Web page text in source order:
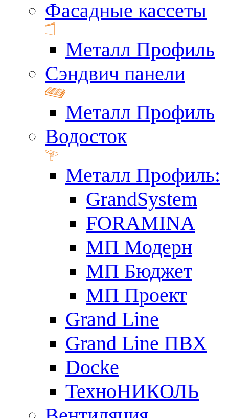
Фасадные кассеты
Металл Профиль
Сэндвич панели
Металл Профиль
Водосток
Металл Профиль:
GrandSystem
FORAMINA
МП Модерн
МП Бюджет
МП Проект
Grand Line
Grand Line ПВХ
Docke
ТехноНИКОЛЬ